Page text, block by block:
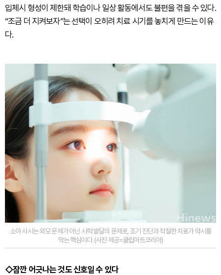
입체시 형성이 제한돼 학습이나 일상 활동에서도 불편을 겪을 수 있다.
“조금 더 지켜보자”는 선택이 오히려 치료 시기를 놓치게 만드는 이유
다.
소아 사시는 외모 문제가 아닌 시력 발달의 문제로, 조기 진단과 적절한 치료가 약시를
막는 핵심이다. (사진 제공=클립아트코리아)
◇잠깐 어긋나는 것도 신호일 수 있다